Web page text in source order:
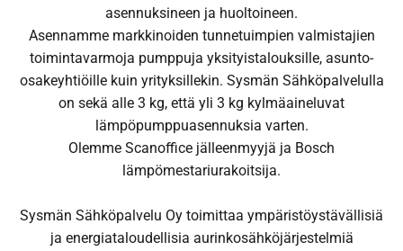
asennuksineen ja huoltoineen.
Asennamme markkinoiden tunnetuimpien valmistajien
toimintavarmoja pumppuja yksityistalouksille, asunto-
osakeyhtiöille kuin yrityksillekin. Sysmän Sähköpalvelulla
on sekä alle 3 kg, että yli 3 kg kylmäaineluvat
lämpöpumppuasennuksia varten.
Olemme Scanoffice jälleenmyyjä ja Bosch
lämpömestariurakoitsija.
Sysmän Sähköpalvelu Oy toimittaa ympäristöystävällisiä
ja energiataloudellisia aurinkosähköjärjestelmiä